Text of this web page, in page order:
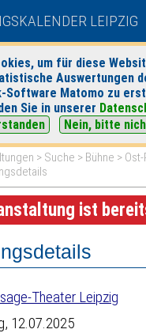
LEIPZIG
um für diese
Auswertungen
Matomo zu
Sie in unserer
Nein, bitte
heute|morgen
> Suche > Bühne >
ist
Theater Leipzig
12.07.2025